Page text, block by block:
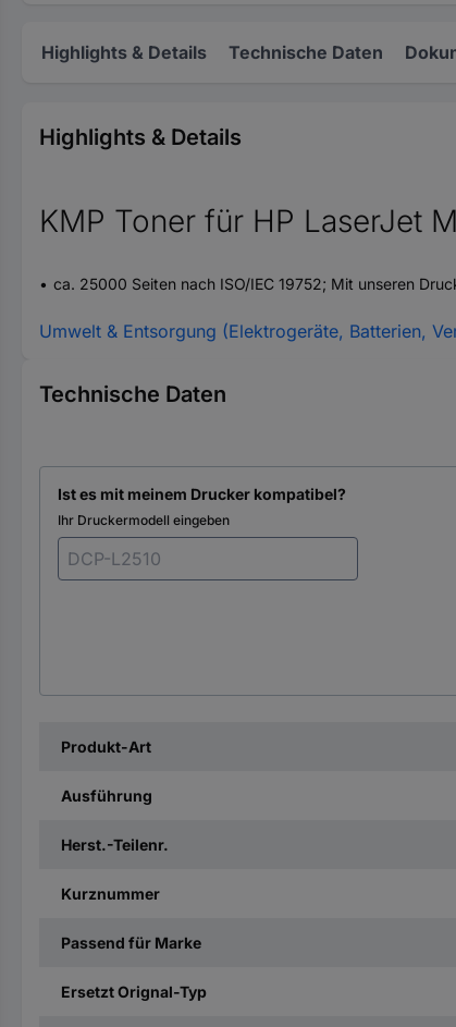
Highlights & Details Technische Daten
Highlights & Details
KMP Toner für HP LaserJet
ca. 25000 Seiten nach ISO/IEC 19752; Mit unseren
Umwelt & Entsorgung (Elektrogeräte, Batterien,
Technische Daten
Ist es mit meinem Drucker kompatibel?
Ihr Druckermodell eingeben
Produkt-Art
Ausführung
Herst.-Teilenr.
Kurznummer
Passend für Marke
Ersetzt Orignal-Typ